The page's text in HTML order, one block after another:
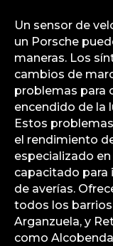
Un sensor de
un Porsche
maneras. Los
cambios de
problemas para
encendido de la
Estos
el rendimiento
especializado
capacitado para
de averías.
todos los
Arganzuela, y
como